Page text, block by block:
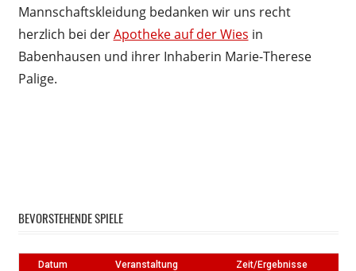
Mannschaftskleidung bedanken wir uns recht
herzlich bei derApotheke auf der Wies in
Babenhausen und ihrer Inhaberin Marie-Therese
Palige.
BEVORSTEHENDE SPIELE
Datum Veranstaltung Zeit/Ergebnisse